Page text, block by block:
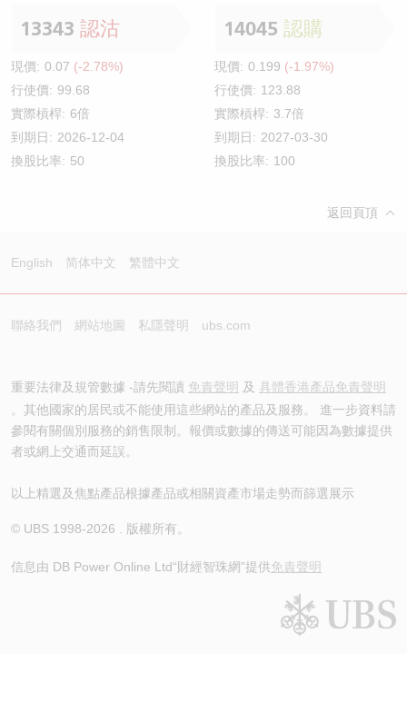
13343 認沽
現價: 0.07 (-2.78%)
行使價: 99.68
實際槓桿: 6倍
到期日: 2026-12-04
換股比率: 50
14045 認購
現價: 0.199 (-1.97%)
行使價: 123.88
實際槓桿: 3.7倍
到期日: 2027-03-30
換股比率: 100
返回頁頂
English 简体中文 繁體中文
聯絡我們 網站地圖 私隱聲明 ubs.com
重要法律及規管數據 -請先閱讀 免責聲明 及 具體香港產品免責聲明
。其他國家的居民或不能使用這些網站的產品及服務。 進一步資料請
參閱有關個別服務的銷售限制。報價或數據的傳送可能因為數據提供
者或網上交通而延誤。
以上精選及焦點產品根據產品或相關資產市場走勢而篩選展示
© UBS 1998-2026 . 版權所有。
信息由 DB Power Online Ltd“財經智珠網”提供免責聲明